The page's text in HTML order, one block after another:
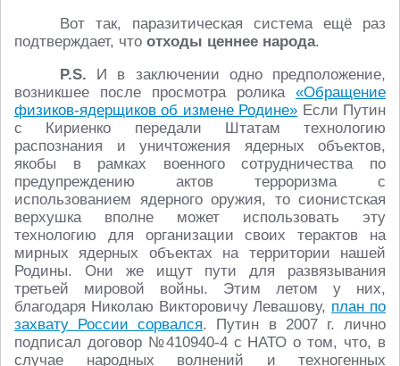
Вот так, паразитическая система ещё раз
подтверждает, что отходы ценнее народа.
P.S. И в заключении одно предположение,
возникшее после просмотра ролика «Обращение
физиков-ядерщиков об измене Родине» Если Путин
с Кириенко передали Штатам технологию
распознания и уничтожения ядерных объектов,
якобы в рамках военного сотрудничества по
предупреждению актов терроризма с
использованием ядерного оружия, то сионистская
верхушка вполне может использовать эту
технологию для организации своих терактов на
мирных ядерных объектах на территории нашей
Родины. Они же ищут пути для развязывания
третьей мировой войны. Этим летом у них,
благодаря Николаю Викторовичу Левашову, план по
захвату России сорвался. Путин в 2007 г. лично
подписал договор №410940-4 с НАТО о том, что, в
случае народных волнений и техногенных